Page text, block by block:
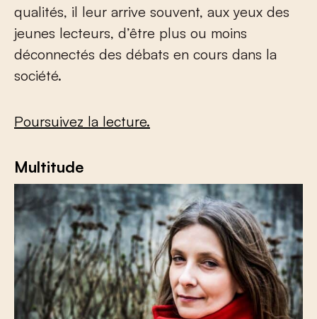
qualités, il leur arrive souvent, aux yeux des
jeunes lecteurs, d’être plus ou moins
déconnectés des débats en cours dans la
société.
Poursuivez la lecture.
Multitude